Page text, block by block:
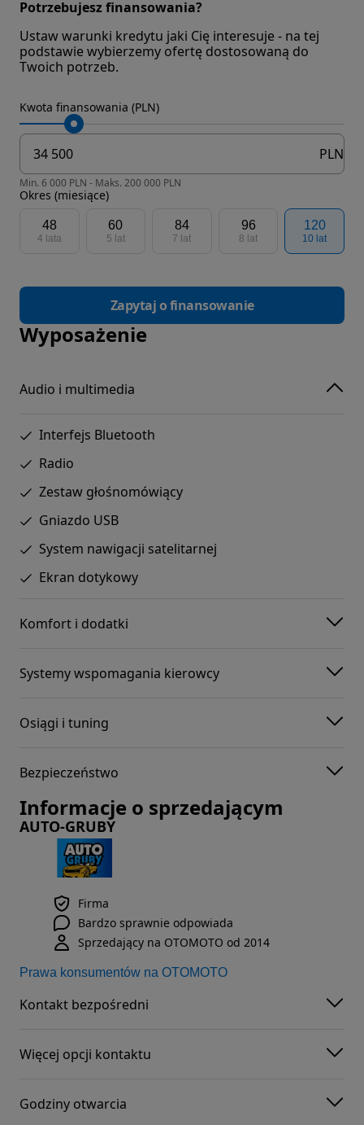
Potrzebujesz finansowania?
Ustaw warunki kredytu jaki Cię interesuje - na tej
podstawie wybierzemy ofertę dostosowaną do
Twoich potrzeb.
Kwota finansowania (PLN)
PLN
Min. 6 000 PLN - Maks. 200 000 PLN
Okres (miesiące)
48
4 lata
60
5 lat
84
7 lat
96
8 lat
120
10 lat
Zapytaj o finansowanie
Wyposażenie
Audio i multimedia
Interfejs Bluetooth
Radio
Zestaw głośnomówiący
Gniazdo USB
System nawigacji satelitarnej
Ekran dotykowy
Komfort i dodatki
Systemy wspomagania kierowcy
Osiągi i tuning
Bezpieczeństwo
Informacje o sprzedającym
AUTO-GRUBY
Firma
Bardzo sprawnie odpowiada
Sprzedający na OTOMOTO od 2014
Prawa konsumentów na OTOMOTO
Kontakt bezpośredni
Więcej opcji kontaktu
Godziny otwarcia